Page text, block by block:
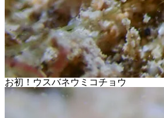
お初！ウスバネウミコチョウ